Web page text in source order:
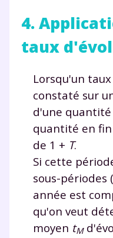
4.
taux
Lorsqu'un
constaté sur
d'une
quantité en
de 1 + T.
Si cette
sous-périodes
année est
qu'on veut
moyen tM